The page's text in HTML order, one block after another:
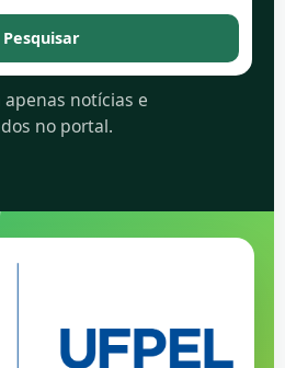
Pesquisar
notícias e
no portal.